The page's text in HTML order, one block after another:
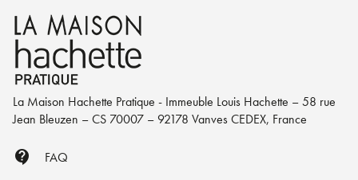
La Maison Hachette Pratique - Immeuble Louis Hachette – 58 rue
Jean Bleuzen – CS 70007 – 92178 Vanves CEDEX, France
contact_support FAQ